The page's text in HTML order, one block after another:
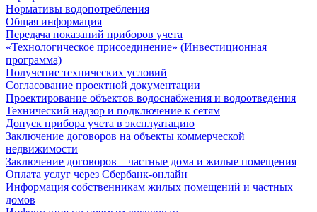
Нормативы водопотребления
Общая информация
Передача показаний приборов учета
«Технологическое присоединение» (Инвестиционная
программа)
Получение технических условий
Согласование проектной документации
Проектирование объектов водоснабжения и водоотведения
Технический надзор и подключение к сетям
Допуск прибора учета в эксплуатацию
Заключение договоров на объекты коммерческой
недвижимости
Заключение договоров – частные дома и жилые помещения
Оплата услуг через Сбербанк-онлайн
Информация собственникам жилых помещений и частных
домов